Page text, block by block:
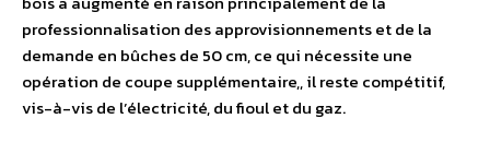
professionnalisation des approvisionnements et de la
demande en bûches de 50 cm, ce qui nécessite une
opération de coupe supplémentaire,, il reste compétitif,
vis-à-vis de l’électricité, du fioul et du gaz.